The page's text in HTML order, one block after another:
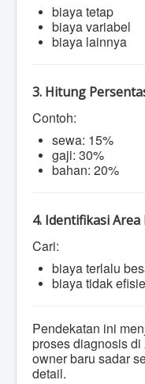
biaya tetap
biaya variabel
biaya lainnya
3. Hitung
Contoh:
sewa: 15%
gaji: 30%
bahan: 20%
4. Identifikasi
Cari:
biaya terlalu
biaya tidak
Pendekatan ini
proses diagnosis di
owner baru sadar
detail.